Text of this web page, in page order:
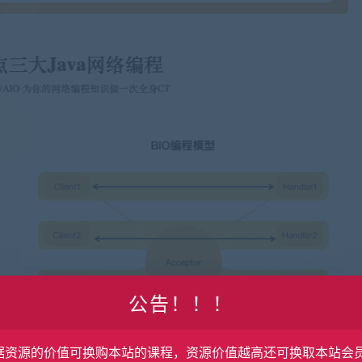
公告！！！
资源的价值可换购本站的课程，资源价值越高还可换取本站会